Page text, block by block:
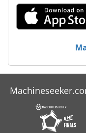
Máquina De Press-
Pfauter Rs 00
Prensa De Extrusão
Zftk 500